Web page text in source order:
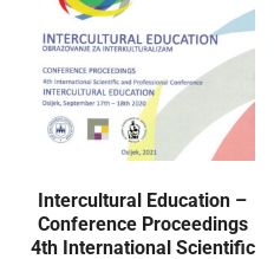
Intercultural Education –
Conference Proceedings
4th International Scientific